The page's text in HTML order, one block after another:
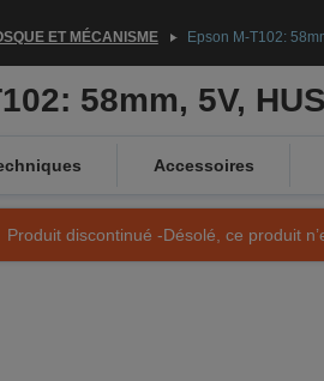
ET MÉCANISME Epson M-T102:
58mm, 5V,
Accessoires
Produit discontinué -Désolé, ce produit